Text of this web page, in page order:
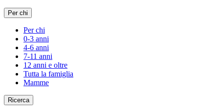
Per chi
Per chi
0-3 anni
4-6 anni
7-11 anni
12 anni e oltre
Tutta la famiglia
Mamme
Ricerca